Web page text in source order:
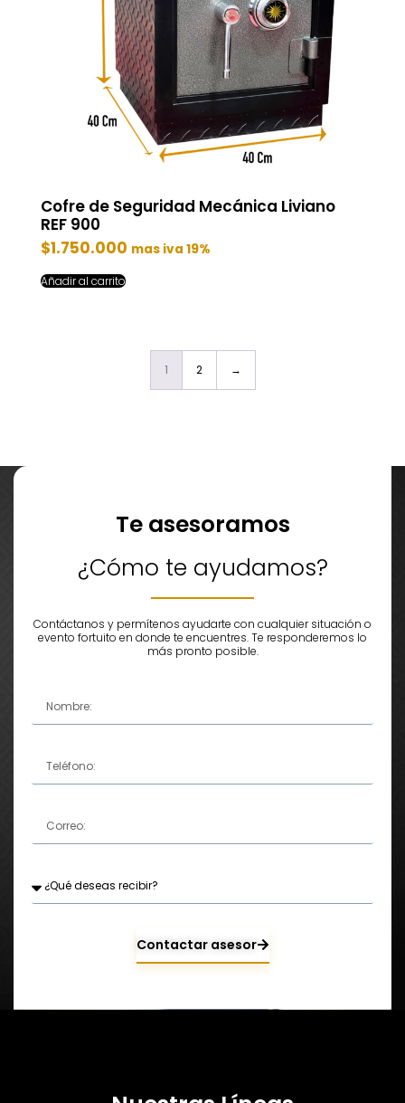
Cofre de Seguridad Mecánica Liviano
REF 900
$1.750.000 mas iva 19%
Añadir al carrito
1 2 →
Te asesoramos
¿Cómo te ayudamos?
Contáctanos y permítenos ayudarte con cualquier situación o
evento fortuito en donde te encuentres. Te responderemos lo
más pronto posible.
Contactar asesor